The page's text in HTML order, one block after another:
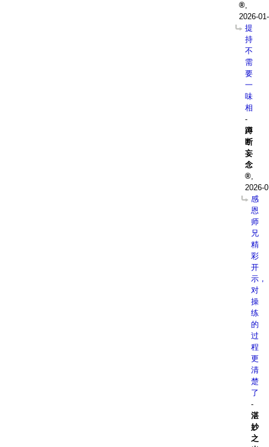
,
2026-
提
持
不
需
要
一
味
相
-
蹲
断
妄
念
,
2026-
感
恩
师
兄
精
彩
开
示，
对
操
练
的
过
程
更
清
楚
了
-
湛
妙
之